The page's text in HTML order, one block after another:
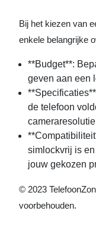
Bij het kiezen van
enkele belangrijke
**Budget**:
geven aan een
de telefoon
simlockvrij is
jouw gekozen
© 2023 TelefoonZonderAbonnement.be – Alle rechten
voorbehouden.